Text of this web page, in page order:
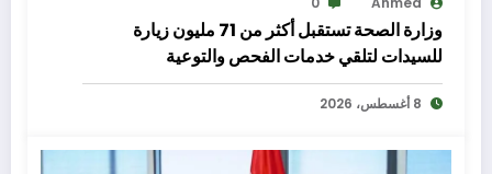
وزارة الصحة تستقبل أكثر من 71 مليون زيارة
للسيدات لتلقي خدمات الفحص والتوعية
8 أغسطس، 2026